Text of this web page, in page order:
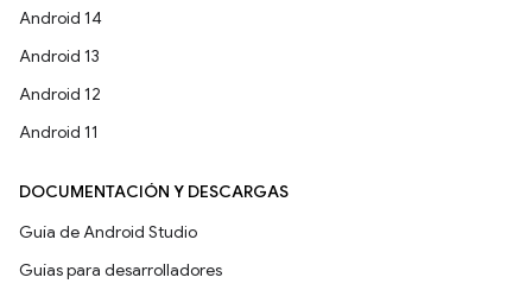
Android 14
Android 13
Android 12
Android 11
DOCUMENTACIÓN Y DESCARGAS
Guía de Android Studio
Guías para desarrolladores